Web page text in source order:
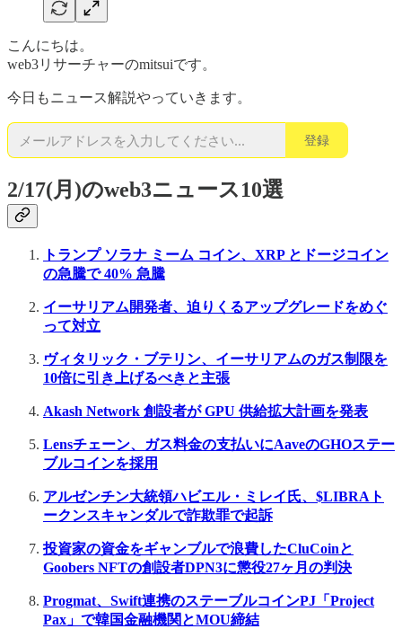
こんにちは。
web3リサーチャーのmitsuiです。
今日もニュース解説やっていきます。
登録
2/17(月)のweb3ニュース10選
トランプ ソラナ ミーム コイン、XRP とドージコイン
の急騰で 40% 急騰
イーサリアム開発者、迫りくるアップグレードをめぐ
って対立
ヴィタリック・ブテリン、イーサリアムのガス制限を
10倍に引き上げるべきと主張
Akash Network 創設者が GPU 供給拡大計画を発表
Lensチェーン、ガス料金の支払いにAaveのGHOステー
ブルコインを採用
アルゼンチン大統領ハビエル・ミレイ氏、$LIBRAト
ークンスキャンダルで詐欺罪で起訴
投資家の資金をギャンブルで浪費したCluCoinと
Goobers NFTの創設者DPN3に懲役27ヶ月の判決
Progmat、Swift連携のステーブルコインPJ「Project
Pax」で韓国金融機関とMOU締結